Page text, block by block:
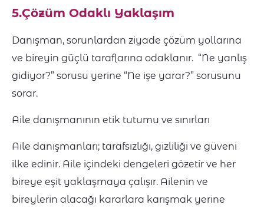
5.Çözüm Odaklı Yaklaşım
Danışman, sorunlardan ziyade çözüm yollarına
ve bireyin güçlü taraflarına odaklanır. “Ne yanlış
gidiyor?” sorusu yerine “Ne işe yarar?” sorusunu
sorar.
Aile danışmanının etik tutumu ve sınırları
Aile danışmanları; tarafsızlığı, gizliliği ve güveni
ilke edinir. Aile içindeki dengeleri gözetir ve her
bireye eşit yaklaşmaya çalışır. Ailenin ve
bireylerin alacağı kararlara karışmak yerine